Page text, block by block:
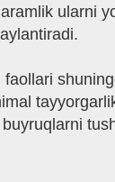
ularni
buyruqlarni